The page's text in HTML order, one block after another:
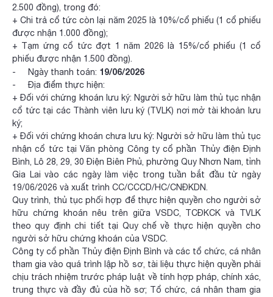
2.500 đồng), trong đó:
+ Chi trả cổ tức còn lại năm 2025 là 10%/cổ phiếu (1 cổ phiếu
được nhận 1.000 đồng);
+ Tạm ứng cổ tức đợt 1 năm 2026 là 15%/cổ phiếu (1 cổ
phiếu được nhận 1.500 đồng).
- Ngày thanh toán: 19/06/2026
- Địa điểm thực hiện:
+ Đối với chứng khoán lưu ký: Người sở hữu làm thủ tục nhận
cổ tức tại các Thành viên lưu ký (TVLK) nơi mở tài khoản lưu
ký;
+ Đối với chứng khoán chưa lưu ký: Người sở hữu làm thủ tục
nhận cổ tức tại Văn phòng Công ty cổ phần Thủy điện Định
Bình, Lô 28, 29, 30 Điện Biên Phủ, phường Quy Nhơn Nam, tỉnh
Gia Lai vào các ngày làm việc trong tuần bắt đầu từ ngày
19/06/2026 và xuất trình CC/CCCD/HC/CNĐKDN.
Quy trình, thủ tục phối hợp để thực hiện quyền cho người sở
hữu chứng khoán nêu trên giữa VSDC, TCĐKCK và TVLK
theo quy định chi tiết tại Quy chế về thực hiện quyền cho
người sở hữu chứng khoán của VSDC.
Công ty cổ phần Thủy điện Định Bình và các tổ chức, cá nhân
tham gia vào quá trình lập hồ sơ, tài liệu thực hiện quyền phải
chịu trách nhiệm trước pháp luật về tính hợp pháp, chính xác,
trung thực và đầy đủ của hồ sơ; Tổ chức, cá nhân tham gia